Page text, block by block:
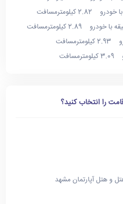
را انتخاب کنید؟
و هتل آپارتمان مشهد